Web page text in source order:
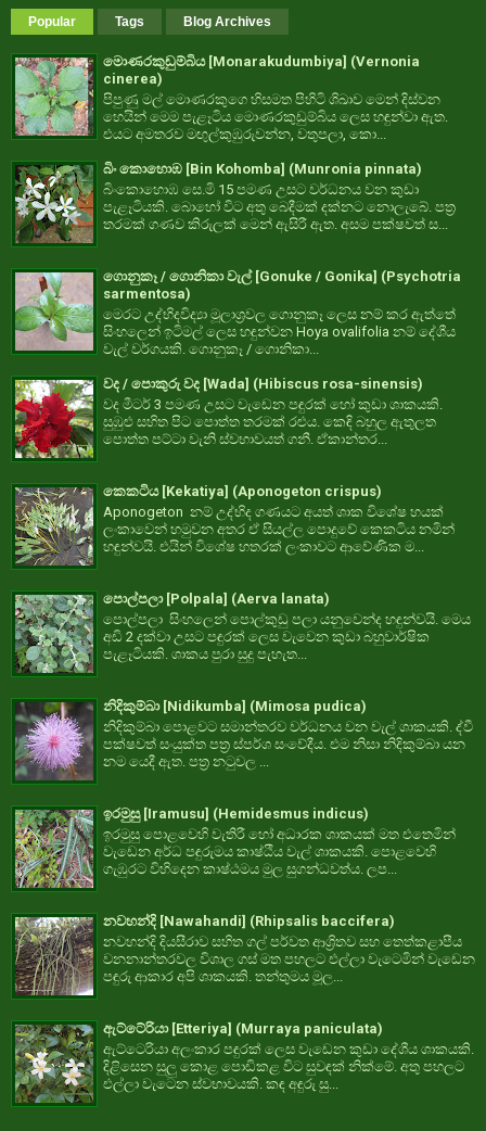
Popular Tags Blog Archives
මොණරකුඩුම්බිය [Monarakudumbiya] (Vernonia
cinerea)
පිපුණු මල් මොණරකුගෙ හිසමත පිහිටි ශිඛාව මෙන් දිස්වන
හෙයින් මෙම පැළෑටිය මොණරකුඩුම්බිය ලෙස හඳුන්වා ඇත.
එයට අමතරව මඟුල්කුඹුරුවන්න, වතුපලා, කො...
බිං කොහොඹ [Bin Kohomba] (Munronia pinnata)
බිංකොහොඹ සෙ.මි 15 පමණ උසට වර්ධනය වන කුඩා
පැළෑටියකි. බොහෝ විට අතු බෙදීමක් දක්නට නොලැබේ. පත්‍ර
තරමක් ගණව කිරුලක් මෙන් ඇසිරී ඇත. අසම පක්ෂවත් ස...
ගොනුකෑ / ගොනිකා වැල් [Gonuke / Gonika] (Psychotria
sarmentosa)
මෙරට උද්භිදවිද්‍යා මූලාශ්‍රවල ගොනුකෑ ලෙස නම් කර ඇත්තේ
සිංහලෙන් ඉටිමල් ලෙස හඳුන්වන Hoya ovalifolia නම් දේශීය
වැල් වර්ගයකි. ගොනුකෑ / ගොනිකා...
වද / පොකුරු වද [Wada] (Hibiscus rosa-sinensis)
වද මීටර් 3 පමණ උසට වැඩෙන පඳුරක් හෝ කුඩා ශාකයකි.
සුඹුළු සහිත පිට පොත්ත තරමක් රළුය. කෙඳි බහුල ඇතුලත
පොත්ත පට්ටා වැනි ස්වභාවයත් ගනී. ඒකාන්තර...
කෙකටිය [Kekatiya] (Aponogeton crispus)
Aponogeton නම් උද්භිද ගණයට අයත් ශාක විශේෂ හයක්
ලංකාවෙන් හමුවන අතර ඒ සියල්ල පොදුවේ කෙකටිය නමින්
හඳුන්වයි. එයින් විශේෂ හතරක් ලංකාවට ආවේණික ම...
පොල්පලා [Polpala] (Aerva lanata)
පොල්පලා සිංහලෙන් පොල්කුඩු පලා යනුවෙන්ද හඳුන්වයි. මෙය
අඩි 2 දක්වා උසට පඳුරක් ලෙස වැවෙන කුඩා බහුවාර්ෂික
පැළෑටියකි. ශාකය පුරා සුදු පැහැත...
නිදිකුම්බා [Nidikumba] (Mimosa pudica)
නිදිකුම්බා පොළවට සමාන්තරව වර්ධනය වන වැල් ශාකයකි. ද්වී
පක්ෂවත් සංයුක්ත පත්‍ර ස්පර්ශ සංවේදීය. එම නිසා නිදිකුම්බා යන
නම යෙදී ඇත. පත්‍ර නටුවල ...
ඉරමුසු [Iramusu] (Hemidesmus indicus)
ඉරමුසු පොළවෙහි වැතිරී හෝ අධාරක ශාකයක් මත එතෙමින්
වැඩෙන අර්ධ පඳුරුමය කාෂ්ඨීය වැල් ශාකයකි. පොළවෙහි
ගැඹුරට විහිදෙන කාෂ්ඨමය මුල සුගන්ධවත්ය. ලප...
නවහන්දි [Nawahandi] (Rhipsalis baccifera)
නවහන්දි දියසීරාව සහිත ගල් පර්වත ආශ්‍රිතව සහ තෙත්කළාපීය
වනනාන්තරවල විශාල ගස් මත පහලට එල්ලා වැටෙමින් වැඩෙන
පඳුරු ආකාර අපි ශාකයකි. තන්තුමය මූල...
ඇට්ටේරියා [Etteriya] (Murraya paniculata)
ඇට්ටෙරියා අලංකාර පඳුරක් ලෙස වැඩෙන කුඩා දේශීය ශාකයකි.
දිළිසෙන සුලු කොළ පොඩිකළ විට සුවඳක් නික්මේ. අතු පහලට
එල්ලා වැටෙන ස්වභාවයකි. කඳ අඳුරු සු...